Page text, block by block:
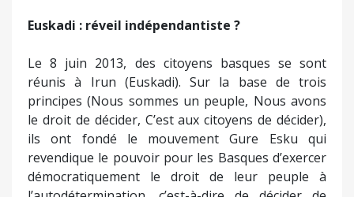
Euskadi : réveil indépendantiste ?
Le 8 juin 2013, des citoyens basques se sont
réunis à Irun (Euskadi). Sur la base de trois
principes (Nous sommes un peuple, Nous avons
le droit de décider, C’est aux citoyens de décider),
ils ont fondé le mouvement Gure Esku qui
revendique le pouvoir pour les Basques d’exercer
démocratiquement le droit de leur peuple à